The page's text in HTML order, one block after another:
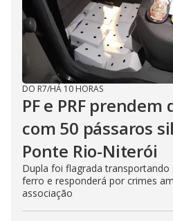
DO R7/HÁ 10 HORAS
PF e PRF
com 50 pássaros
Ponte Rio-Niterói
Dupla foi flagrada transportando
ferro e responderá por crimes
associação